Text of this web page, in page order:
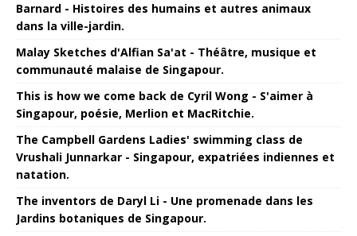
Barnard - Histoires des humains et autres animaux
dans la ville-jardin.
Malay Sketches d'Alfian Sa'at - Théâtre, musique et
communauté malaise de Singapour.
This is how we come back de Cyril Wong - S'aimer à
Singapour, poésie, Merlion et MacRitchie.
The Campbell Gardens Ladies' swimming class de
Vrushali Junnarkar - Singapour, expatriées indiennes et
natation.
The inventors de Daryl Li - Une promenade dans les
Jardins botaniques de Singapour.